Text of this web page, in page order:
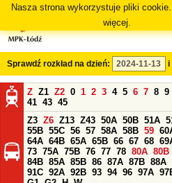
Nasza strona wykorzystuje pliki
więcej.
Sprawdź rozkład na dzień: i
Z Z1 Z2 0 1 2 3 4 5 6 7 8 9
41 43 45
Z3 Z6 Z13 Z43 50A 50B 51A
55B 55C 56 57 58A 58B 59
64A 64B 65A 65B 66 67 68
73 75A 75B 76 77 78 80A 80B
84B 85A 85B 86 87A 87B 88A
91C 92A 92B 93 94 96 97A